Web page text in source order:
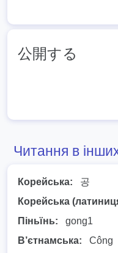
公開する
Читання в
Корейська:
공
Корейська
Піньїнь:
gong1
В’єтнамська:
Công